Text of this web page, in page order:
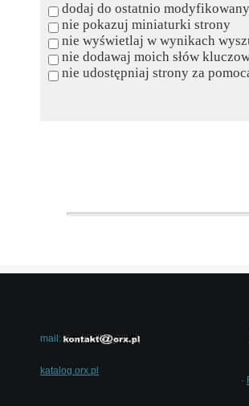
dodaj do ostatnio
nie pokazuj miniaturki strony
nie wyświetlaj w wynikach
nie dodawaj moich słów
nie udostępniaj strony za
mail:
katalog.orx.pl
·